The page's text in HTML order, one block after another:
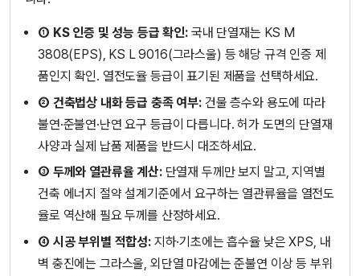
① KS 인증 및 성능 등급 확인:국내 단열재는 KS M
3808(EPS), KS L 9016(그라스울) 등 해당 규격 인증 제
품인지 확인. 열전도율 등급이 표기된 제품을 선택하세요.
② 건축법상 내화 등급 충족 여부:건물 층수와 용도에 따라
불연·준불연·난연 요구 등급이 다릅니다. 허가 도면의 단열재
사양과 실제 납품 제품을 반드시 대조하세요.
③ 두께와 열관류율 계산:단열재 두께만 보지 말고, 지역별
건축 에너지 절약 설계기준에서 요구하는 열관류율을 열전도
율로 역산해 필요 두께를 산정하세요.
④ 시공 부위별 적합성:지하·기초에는 흡수율 낮은 XPS, 내
벽 충진에는 그라스울, 외단열 마감에는 준불연 이상 등 부위